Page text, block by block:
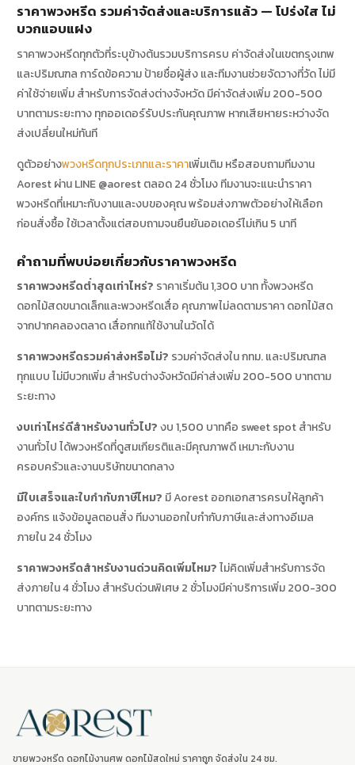
ราคาพวงหรีด รวมค่าจัดส่งและบริการแล้ว — โปร่งใส ไม่
บวกแอบแฝง
ราคาพวงหรีดทุกตัวที่ระบุข้างต้นรวมบริการครบ ค่าจัดส่งในเขตกรุงเทพ
และปริมณฑล การ์ดข้อความ ป้ายชื่อผู้ส่ง และทีมงานช่วยจัดวางที่วัด ไม่มี
ค่าใช้จ่ายเพิ่ม สำหรับการจัดส่งต่างจังหวัด มีค่าจัดส่งเพิ่ม 200-500
บาทตามระยะทาง ทุกออเดอร์รับประกันคุณภาพ หากเสียหายระหว่างจัด
ส่งเปลี่ยนใหม่ทันที
ดูตัวอย่างพวงหรีดทุกประเภทและราคาเพิ่มเติม หรือสอบถามทีมงาน
Aorest ผ่าน LINE @aorest ตลอด 24 ชั่วโมง ทีมงานจะแนะนำราคา
พวงหรีดที่เหมาะกับงานและงบของคุณ พร้อมส่งภาพตัวอย่างให้เลือก
ก่อนสั่งซื้อ ใช้เวลาตั้งแต่สอบถามจนยืนยันออเดอร์ไม่เกิน 5 นาที
คำถามที่พบบ่อยเกี่ยวกับราคาพวงหรีด
ราคาพวงหรีดต่ำสุดเท่าไหร่? ราคาเริ่มต้น 1,300 บาท ทั้งพวงหรีด
ดอกไม้สดขนาดเล็กและพวงหรีดเสื่อ คุณภาพไม่ลดตามราคา ดอกไม้สด
จากปากคลองตลาด เสื่อกกแท้ใช้งานในวัดได้
ราคาพวงหรีดรวมค่าส่งหรือไม่? รวมค่าจัดส่งใน กทม. และปริมณฑล
ทุกแบบ ไม่มีบวกเพิ่ม สำหรับต่างจังหวัดมีค่าส่งเพิ่ม 200-500 บาทตาม
ระยะทาง
งบเท่าไหร่ดีสำหรับงานทั่วไป?งบ 1,500 บาทคือ sweet spot สำหรับ
งานทั่วไป ได้พวงหรีดที่ดูสมเกียรติและมีคุณภาพดี เหมาะกับงาน
ครอบครัวและงานบริษัทขนาดกลาง
มีใบเสร็จและใบกำกับภาษีไหม? มี Aorest ออกเอกสารครบให้ลูกค้า
องค์กร แจ้งข้อมูลตอนสั่ง ทีมงานออกใบกำกับภาษีและส่งทางอีเมล
ภายใน 24 ชั่วโมง
ราคาพวงหรีดสำหรับงานด่วนคิดเพิ่มไหม?ไม่คิดเพิ่มสำหรับการจัด
ส่งภายใน 4 ชั่วโมง สำหรับด่วนพิเศษ 2 ชั่วโมงมีค่าบริการเพิ่ม 200-300
บาทตามระยะทาง
ขายพวงหรีด ดอกไม้งานศพ ดอกไม้สดใหม่ ราคาถูก จัดส่งใน 24 ชม.